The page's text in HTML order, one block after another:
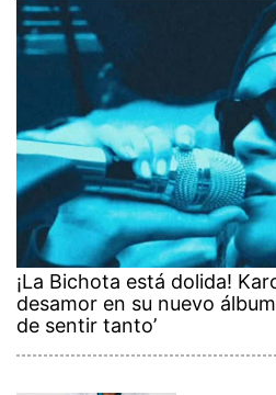
¡La Bichota está dolida!
desamor en su nuevo
de sentir tanto’